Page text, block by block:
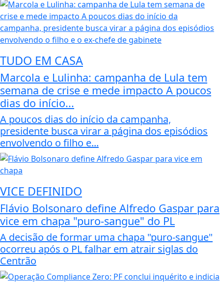
TUDO EM CASA
Marcola e Lulinha: campanha de Lula tem
semana de crise e mede impacto A poucos
dias do início...
A poucos dias do início da campanha,
presidente busca virar a página dos episódios
envolvendo o filho e...
VICE DEFINIDO
Flávio Bolsonaro define Alfredo Gaspar para
vice em chapa "puro-sangue" do PL
A decisão de formar uma chapa "puro-sangue"
ocorreu após o PL falhar em atrair siglas do
Centrão